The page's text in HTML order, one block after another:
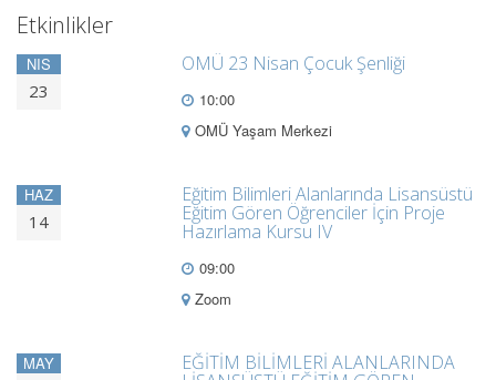
Etkinlikler
NIS
23
OMÜ 23 Nisan Çocuk Şenliği
10:00
OMÜ Yaşam Merkezi
HAZ
14
Eğitim Bilimleri Alanlarında Lisansüstü
Eğitim Gören Öğrenciler İçin Proje
Hazırlama Kursu IV
09:00
Zoom
MAY EĞİTİM BİLİMLERİ ALANLARINDA